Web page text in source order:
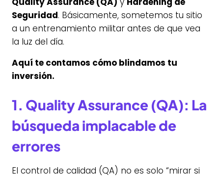
Seguridad. Básicamente, sometemos tu sitio
a un entrenamiento militar antes de que vea
la luz del día.
Aquí te contamos cómo blindamos tu
inversión.
1. Quality Assurance (QA): La
búsqueda implacable de
errores
El control de calidad (QA) no es solo “mirar si